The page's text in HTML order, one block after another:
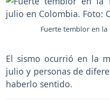
Fuerte temblor en
El sismo ocurrió en la
julio y personas de
haberlo sentido.